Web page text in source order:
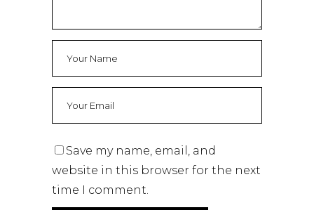
Save my name, email, and
website in this browser for the next
time I comment.